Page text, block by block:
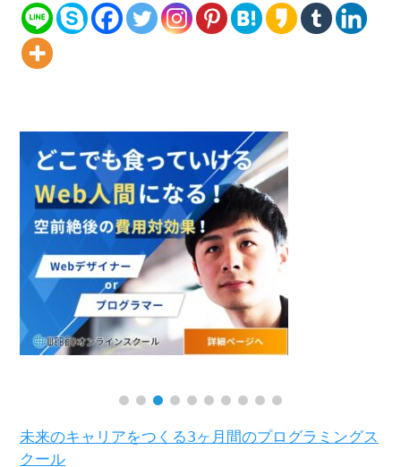
未来のキャリアをつくる3ヶ月間のプログラミングス
クール